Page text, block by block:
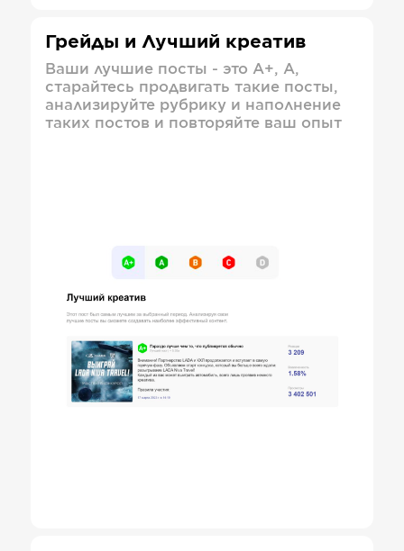
Грейды и Лучший креатив
Ваши лучшие посты - это А+, А,
старайтесь продвигать такие посты,
анализируйте рубрику и наполнение
таких постов и повторяйте ваш опыт